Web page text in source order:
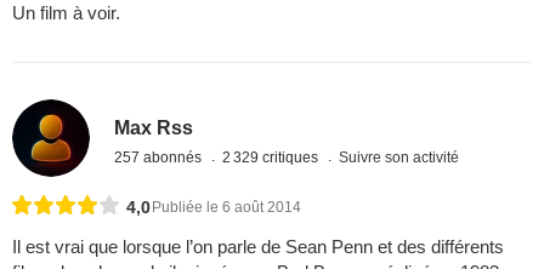
Un film à voir.
Max Rss
257 abonnés 2 329 critiques Suivre son activité
4,0 Publiée le 6 août 2014
Il est vrai que lorsque l’on parle de Sean Penn et des différents